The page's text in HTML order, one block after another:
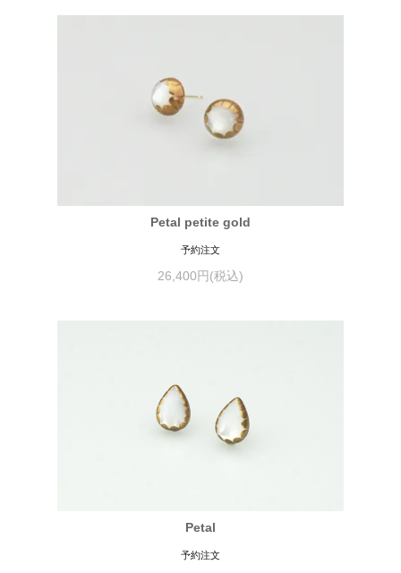
Petal petite gold
予約注文
26,400円(税込)
Petal
予約注文